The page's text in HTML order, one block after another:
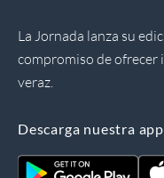
La Jornada lanza su
compromiso de
veraz.
Descarga nuestra app